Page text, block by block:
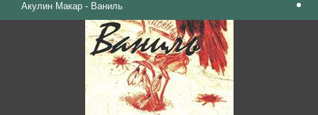
Акулин Макар - Ваниль